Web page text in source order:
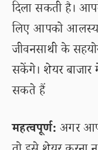
दिला सकती है।
लिए आपको आलस्य
जीवनसाथी के
सकेंगे। शेयर
सकते हैं
महत्वपूर्ण: अगर